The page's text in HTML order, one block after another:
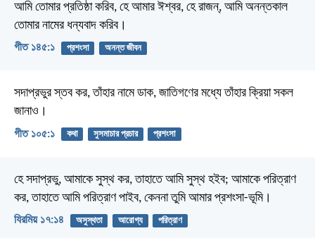
আমি তোমার প্রতিষ্ঠা করিব, হে আমার ঈশ্বর, হে রাজন্‌, আমি অনন্তকাল
তোমার নামের ধন্যবাদ করিব।
গীত ১৪৫:১ প্রশংসা অনন্ত জীবন
সদাপ্রভুর স্তব কর, তাঁহার নামে ডাক, জাতিগণের মধ্যে তাঁহার ক্রিয়া সকল
জানাও।
গীত ১০৫:১ কথা সুসমাচার প্রচার প্রশংসা
হে সদাপ্রভু, আমাকে সুস্থ কর, তাহাতে আমি সুস্থ হইব; আমাকে পরিত্রাণ
কর, তাহাতে আমি পরিত্রাণ পাইব, কেননা তুমি আমার প্রশংসা-ভূমি।
যিরমিয় ১৭:১৪ অসুস্থতা আরোগ্য পরিত্রাণ